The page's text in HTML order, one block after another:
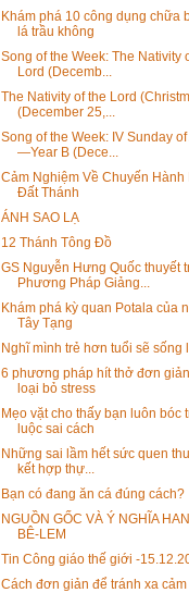
Khám phá 10 công dụng chữa
lá trầu không
Song of the Week: The Nativity
Lord (Decemb...
The Nativity of the Lord
(December 25,...
Song of the Week: IV Sunday
—Year B (Dece...
Cảm Nghiệm Về Chuyến Hành
Đất Thánh
ÁNH SAO LẠ
12 Thánh Tông Đồ
GS Nguyễn Hưng Quốc thuyết
Phương Pháp Giảng...
Khám phá kỳ quan Potala của
Tây Tạng
Nghĩ mình trẻ hơn tuổi sẽ sống
6 phương pháp hít thở đơn
loại bỏ stress
Mẹo vặt cho thấy bạn luôn bóc
luộc sai cách
Những sai lầm hết sức quen
kết hợp thự...
Bạn có đang ăn cá đúng cách?
NGUỒN GỐC VÀ Ý NGHĨA
BÊ-LEM
Tin Công giáo thế giới -
Cách đơn giản để tránh xa cảm